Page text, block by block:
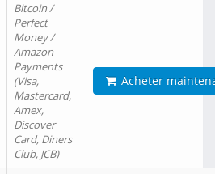
Bitcoin /
Perfect
Money /
Amazon
Payments
(Visa,
Mastercard,
Amex,
Discover
Card, Diners
Club, JCB)
Acheter